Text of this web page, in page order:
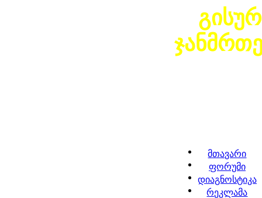
მთავარი
ფორუმი
დიაგნოსტიკა
რეკლამა